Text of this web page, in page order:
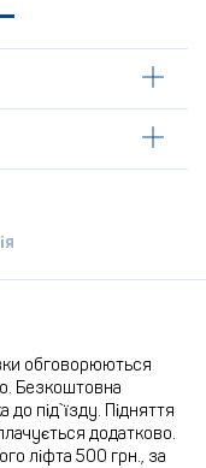
обговорюються
Безкоштовна
під`їзду. Підняття
додатково.
ліфта 500 грн., за